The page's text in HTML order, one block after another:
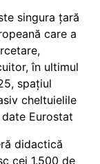
singura țară
care a
în ultimul
spațiul
cheltuielile
Eurostat
didactică
cei 1.500 de